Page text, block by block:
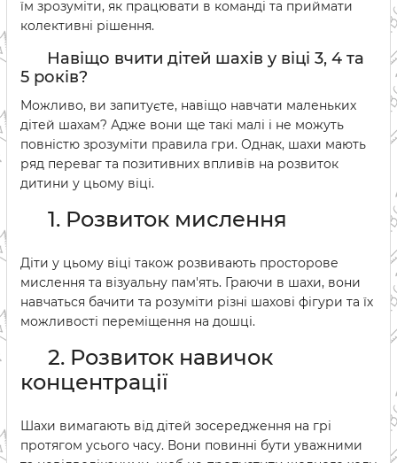
їм зрозуміти, як працювати в команді та приймати
колективні рішення.
Навіщо вчити дітей шахів у віці 3, 4 та
5 років?
Можливо, ви запитуєте, навіщо навчати маленьких
дітей шахам? Адже вони ще такі малі і не можуть
повністю зрозуміти правила гри. Однак, шахи мають
ряд переваг та позитивних впливів на розвиток
дитини у цьому віці.
1. Розвиток мислення
Діти у цьому віці також розвивають просторове
мислення та візуальну пам'ять. Граючи в шахи, вони
навчаться бачити та розуміти різні шахові фігури та їх
можливості переміщення на дошці.
2. Розвиток навичок
концентрації
Шахи вимагають від дітей зосередження на грі
протягом усього часу. Вони повинні бути уважними